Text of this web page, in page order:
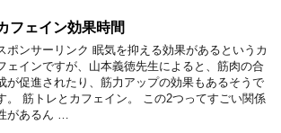
フェイン効果時間
ポンサーリンク 眠気を抑える効果があるというカ
ェインですが、山本義徳先生によると、筋肉の合
が促進されたり、筋力アップの効果もあるそうで
。 筋トレとカフェイン。 この2つってすごい関係
があるん …